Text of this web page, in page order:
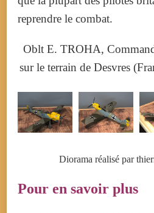
reprendre le combat.
Oblt E. TROHA,
sur le terrain de Desvres
Diorama réalisé par
Pour en savoir plus